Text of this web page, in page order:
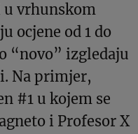
u vrhunskom
ocjene od 1 do
“novo” izgledaju
Na primjer,
#1 u kojem se
i Profesor X